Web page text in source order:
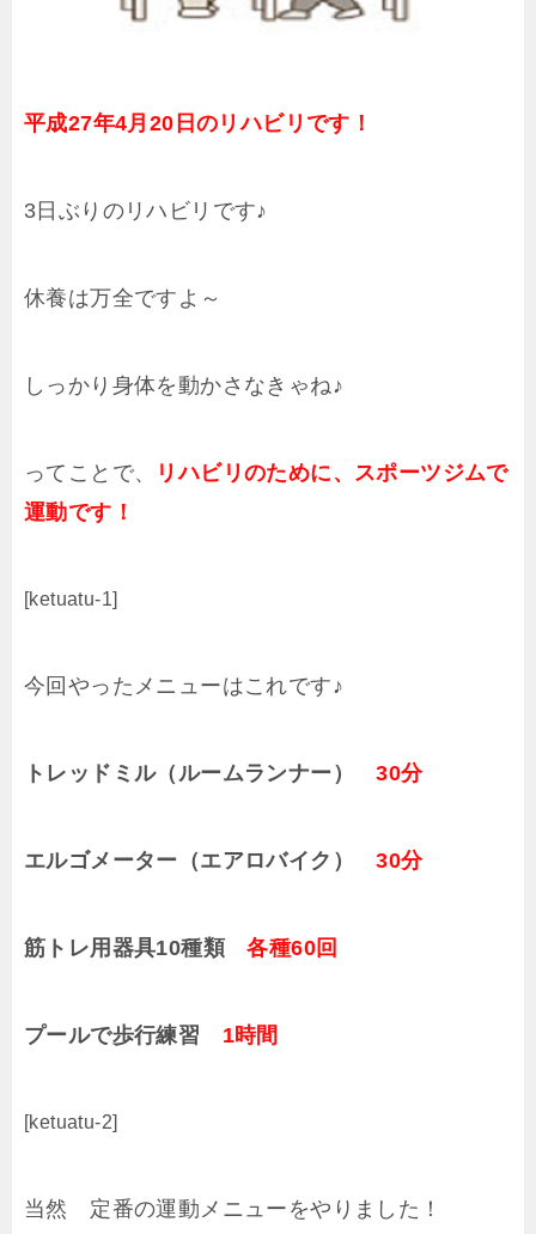
平成27年4月20日のリハビリです！
3日ぶりのリハビリです♪
休養は万全ですよ～
しっかり身体を動かさなきゃね♪
ってことで、
リハビリのために、スポーツジムで
運動です！
[ketuatu-1]
今回やったメニューはこれです♪
トレッドミル（ルームランナー）30分
エルゴメーター（エアロバイク）30分
筋トレ用器具10種類各種60回
プールで歩行練習 1時間
[ketuatu-2]
当然 定番の運動メニューをやりました！